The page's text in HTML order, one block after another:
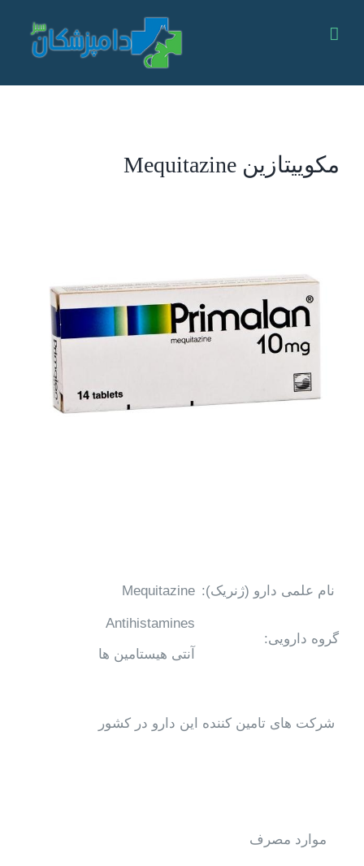
مکوییتازین Mequitazine
Image
نام علمی دارو (ژنریک): Mequitazine
گروه دارویی:
Antihistamines
آنتی هیستامین ها
شرکت های تامین کننده این دارو در کشور
موارد مصرف